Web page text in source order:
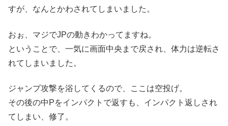
すが、なんとかわされてしまいました。
おぉ、マジでJPの動きわかってますね。
ということで、一気に画面中央まで戻され、体力は逆転さ
れてしまいました。
ジャンプ攻撃を浴してくるので、ここは空投げ。
その後の中Pをインパクトで返すも、インパクト返しされ
てしまい、修了。